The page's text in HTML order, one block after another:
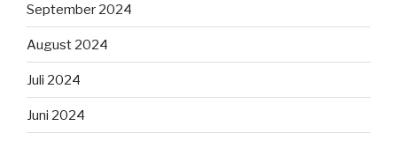
September 2024
August 2024
Juli 2024
Juni 2024